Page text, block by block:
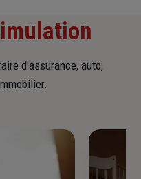
d'assurance, auto,